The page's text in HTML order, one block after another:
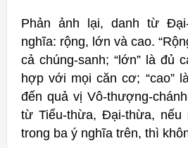
Phản ảnh lại, danh từ
nghĩa: rộng, lớn và cao.
cả chúng-sanh; “lớn” là đủ
hợp với mọi căn cơ; “cao”
đến quả vị Vô-thượng-
từ Tiểu-thừa, Đại-thừa, nếu
trong ba ý nghĩa trên, thì